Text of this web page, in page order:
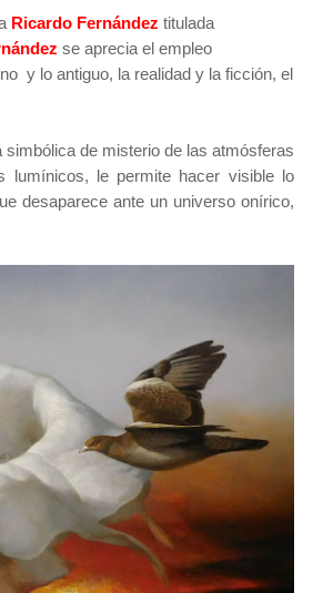
Ricardo Fernández titulada
se aprecia el empleo
y lo antiguo, la realidad y la ficción, el
de misterio de las atmósferas
lumínicos, le permite hacer visible lo
desaparece ante un universo onírico,